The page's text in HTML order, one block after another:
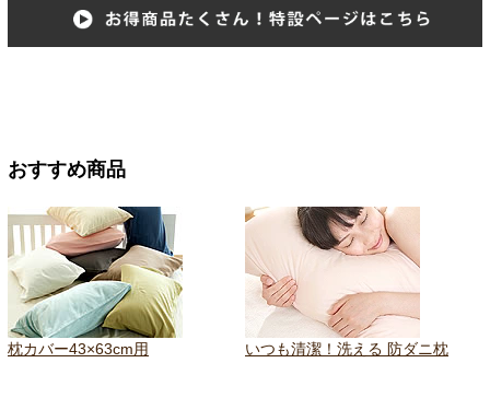
おすすめ商品
枕カバー43×63cm用 いつも清潔！洗える 防ダニ枕